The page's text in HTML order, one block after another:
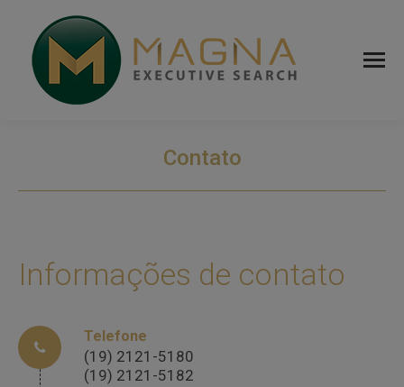
Contato
Informações de contato
Telefone
(19) 2121-5180
(19) 2121-5182